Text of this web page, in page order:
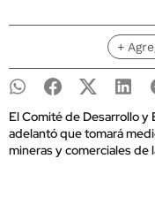
+
El Comité de Desarrollo y
adelantó que tomará
mineras y comerciales de